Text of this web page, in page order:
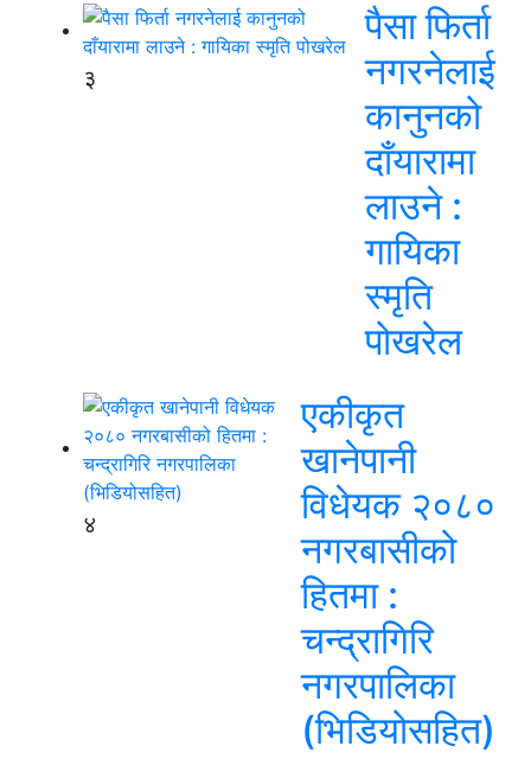
३
पैसा फिर्ता
नगरनेलाई
कानुनको
दाँयारामा
लाउने :
गायिका
स्‍मृति
पोखरेल
४
एकीकृत
खानेपानी
विधेयक २०८०
नगरबासीको
हितमा :
चन्द्रागिरि
नगरपालिका
(भिडियोसहित)